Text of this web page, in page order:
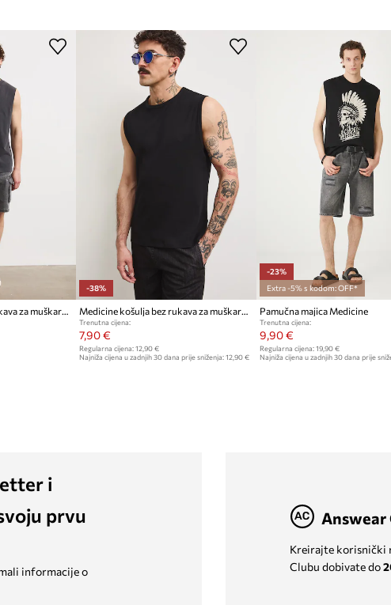
Medicine košulja bez rukava za muškarce od pamuka
-38%
Medicine košulja bez rukava za muškarce od pamuka
Trenutna cijena:
7,90 €
Regularna cijena: 12,90 €
Najniža cijena u zadnjih 30 dana prije sniženja: 12,90 €
-23%
Extra -5% s kodom: OFF*
Pamučna majica Medicine
Trenutna cijena:
9,90 €
Regularna cijena: 19,90 €
Najniža cijena u zadnjih 30 dana prije
i
prvu
informacije o
Answear
Kreirajte korisnički
Clubu dobivate do